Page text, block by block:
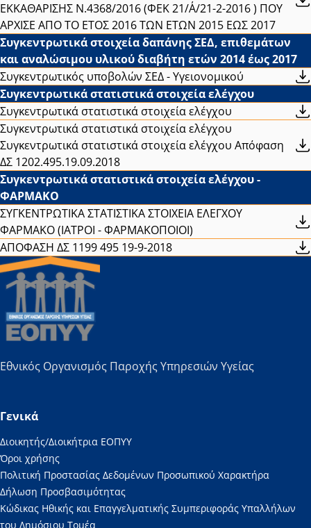
ΕΚΚΑΘΑΡΙΣΗΣ Ν.4368/2016 (ΦΕΚ 21/Α΄/21-2-2016 ) ΠΟΥ
ΑΡΧΙΣΕ ΑΠΟ ΤΟ ΕΤΟΣ 2016 ΤΩΝ ΕΤΩΝ 2015 ΕΩΣ 2017
Συγκεντρωτικά στοιχεία δαπάνης ΣΕΔ, επιθεμάτων
και αναλώσιμου υλικού διαβήτη ετών 2014 έως 2017
Συγκεντρωτικός υποβολών ΣΕΔ - Υγειονομικού
Συγκεντρωτικά στατιστικά στοιχεία ελέγχου
Συγκεντρωτικά στατιστικά στοιχεία ελέγχου
Συγκεντρωτικά στατιστικά στοιχεία ελέγχου
Συγκεντρωτικά στατιστικά στοιχεία ελέγχου Απόφαση
ΔΣ 1202.495.19.09.2018
Συγκεντρωτικά στατιστικά στοιχεία ελέγχου -
ΦΑΡΜΑΚΟ
ΣΥΓΚΕΝΤΡΩΤΙΚΑ ΣΤΑΤΙΣΤΙΚΑ ΣΤΟΙΧΕΙΑ ΕΛΕΓΧΟΥ
ΦΑΡΜΑΚΟ (ΙΑΤΡΟΙ - ΦΑΡΜΑΚΟΠΟΙΟΙ)
ΑΠΟΦΑΣΗ ΔΣ 1199 495 19-9-2018
Εθνικός Οργανισμός Παροχής Υπηρεσιών Υγείας
Γενικά
Διοικητής/Διοικήτρια ΕΟΠΥΥ
Όροι χρήσης
Πολιτική Προστασίας Δεδομένων Προσωπικού Χαρακτήρα
Δήλωση Προσβασιμότητας
Κώδικας Ηθικής και Επαγγελματικής Συμπεριφοράς Υπαλλήλων
του Δημόσιου Τομέα